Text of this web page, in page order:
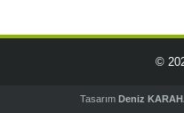
©
Tasarım Deniz